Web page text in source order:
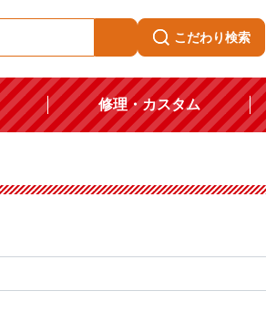
こだわり検索
修理・カスタム